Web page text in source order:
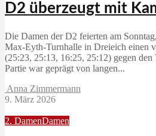
D2 überzeugt mit
Die Damen der D2 feierten am
Max‑Eyth‑Turnhalle in Dreieich einen
(25:23, 25:13, 16:25, 25:12) gegen
Partie war geprägt von langen...
Anna Zimmermann
9. März 2026
2. DamenDamen